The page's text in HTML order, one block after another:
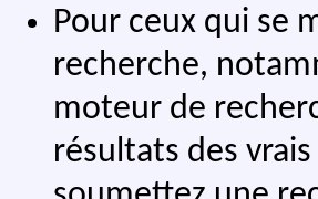
Pour ceux qui se
recherche,
moteur de
résultats des